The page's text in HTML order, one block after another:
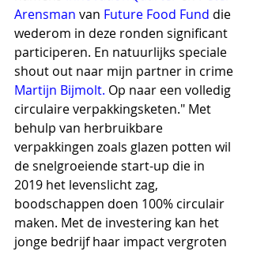
Arensman van Future Food Fund die
wederom in deze ronden significant
participeren. En natuurlijks speciale
shout out naar mijn partner in crime
Martijn Bijmolt. Op naar een volledig
circulaire verpakkingsketen." Met
behulp van herbruikbare
verpakkingen zoals glazen potten wil
de snelgroeiende start-up die in
2019 het levenslicht zag,
boodschappen doen 100% circulair
maken. Met de investering kan het
jonge bedrijf haar impact vergroten